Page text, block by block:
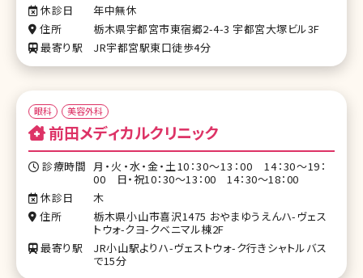
休診日
年中無休
住所
栃木県宇都宮市東宿郷2-4-3 宇都宮大塚ビル3F
最寄り駅
JR宇都宮駅東口徒歩4分
眼科 美容外科
前田メディカルクリニック
診療時間 月・火・水・金・土10：30～13：00 14：30～19：
00 日・祝10：30～13：00 14：30～18：00
休診日
木
住所
栃木県小山市喜沢1475 おやまゆうえんハ-ヴェス
トウォ-クヨ-クベニマル棟2F
最寄り駅
JR小山駅よりハ-ヴェストウォ-ク行きシャトルバス
で15分